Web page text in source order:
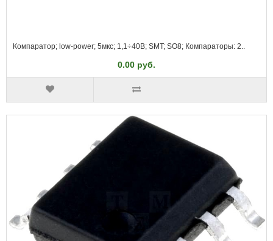
Компаратор; low-power; 5мкс; 1,1÷40В; SMT; SO8; Компараторы: 2..
0.00 руб.